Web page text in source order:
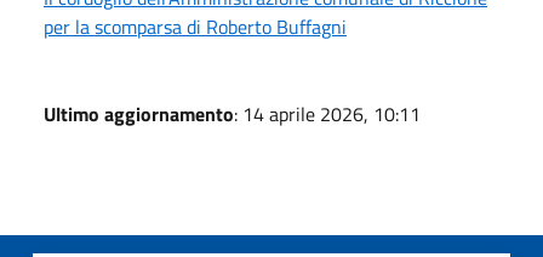
per la scomparsa di Roberto Buffagni
Ultimo aggiornamento: 14 aprile 2026, 10:11